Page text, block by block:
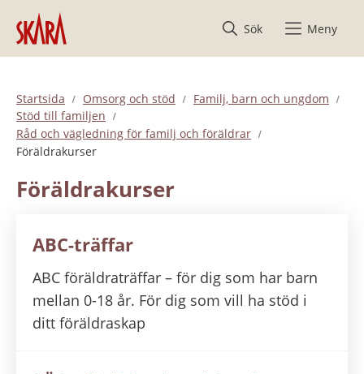
Hoppa till innehåll
Sök
Meny
Startsida Omsorg och stöd
Familj, barn och ungdom
Stöd till familjen
Råd och vägledning för familj och föräldrar
Föräldrakurser
Föräldrakurser
ABC-träffar
ABC föräldraträffar – för dig som har barn
mellan 0-18 år. För dig som vill ha stöd i
ditt föräldraskap